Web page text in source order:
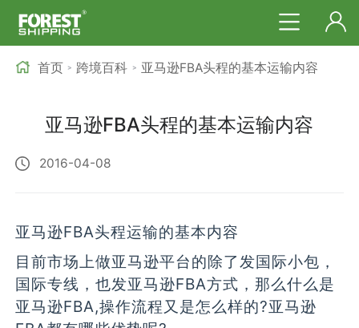
首页 > 跨境百科 > 亚马逊FBA头程的基本运输内容
亚马逊FBA头程的基本运输内容
2016-04-08
亚马逊FBA头程运输的基本内容
目前市场上做亚马逊平台的除了发国际小包，
国际专线，也发亚马逊FBA方式，那么什么是
亚马逊FBA,操作流程又是怎么样的?亚马逊